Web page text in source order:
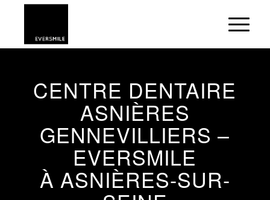
CENTRE DENTAIRE
ASNIÈRES
GENNEVILLIERS –
EVERSMILE
À ASNIÈRES-SUR-